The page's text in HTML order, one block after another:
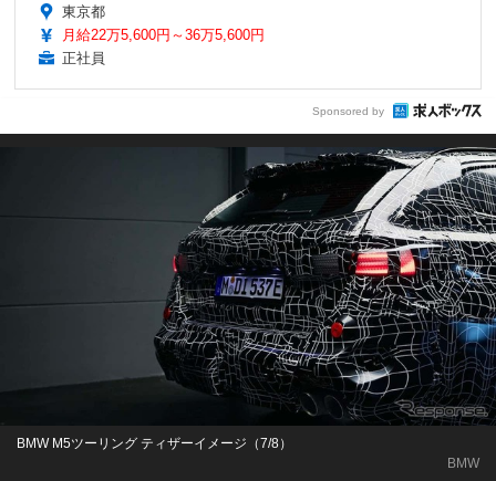
東京都
月給22万5,600円～36万5,600円
正社員
Sponsored by
BMW
BMW M5ツーリング ティザーイメージ（7/8）